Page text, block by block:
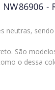
-
São
o dessa